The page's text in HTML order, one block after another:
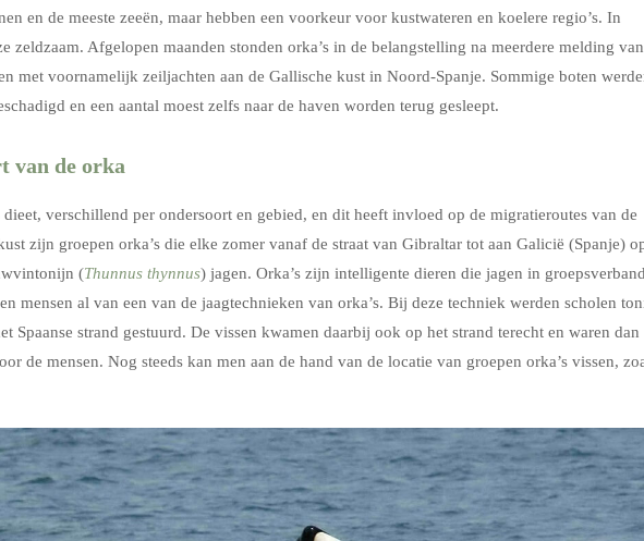
en de meeste zeeën, maar hebben een voorkeur voor kustwateren en koelere regio’s. In
zeldzaam. Afgelopen maanden stonden orka’s in de belangstelling na meerdere melding van
met voornamelijk zeiljachten aan de Gallische kust in Noord-Spanje. Sommige boten
en een aantal moest zelfs naar de haven worden terug gesleept.
van de orka
verschillend per ondersoort en gebied, en dit heeft invloed op de migratieroutes van de
zijn groepen orka’s die elke zomer vanaf de straat van Gibraltar tot aan Galicië (Spanje)
(Thunnus thynnus) jagen. Orka’s zijn intelligente dieren die jagen in
mensen al van een van de jaagtechnieken van orka’s. Bij deze techniek werden scholen
Spaanse strand gestuurd. De vissen kwamen daarbij ook op het strand terecht en waren dan
de mensen. Nog steeds kan men aan de hand van de locatie van groepen orka’s vissen,